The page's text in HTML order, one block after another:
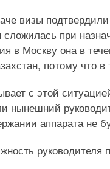
визы подтвердили
сложилась при
в Москву она в
потому что
с этой
нынешний
аппарата не